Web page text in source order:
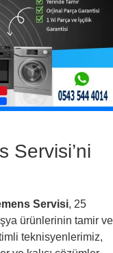
Servisi’ni
Servisi, 25
ürünlerinin tamir ve
teknisyenlerimiz,